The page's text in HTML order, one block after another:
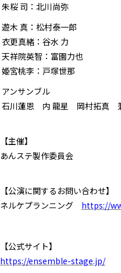
朱桜 司：北川尚弥
遊木 真：松村泰一郎
衣更真緒：谷水 力
天祥院英智：富園力也
姫宮桃李：戸塚世那
アンサンブル
石川蓮恩 内 龍星 岡村拓真
【主催】
あんステ製作委員会
【公演に関するお問い合わせ】
ネルケプランニング https://
【公式サイト】
https://ensemble-stage.jp/